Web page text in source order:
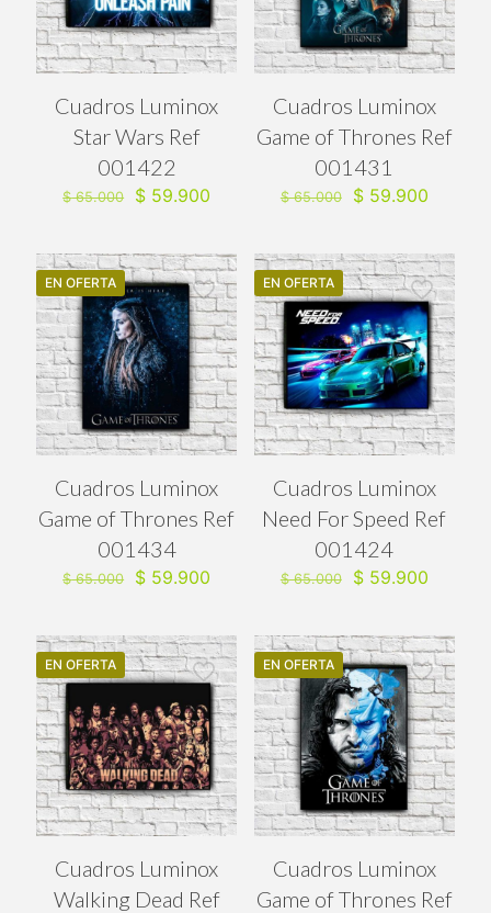
Cuadros Luminox
Star Wars Ref
001422
$65.000
El
era:
$ 65.000.
$ 59.900
es:
$ 59.900.
Cuadros Luminox
Game of Thrones Ref
001431
$65.000
El
era:
$ 65.000.
$59.900El
es:
$
EN OFERTA
Cuadros Luminox
Game of Thrones Ref
001434
$65.000
El
era:
$ 65.000.
$ 59.900
es:
$ 59.900.
EN OFERTA
Cuadros Luminox
Need For Speed Ref
001424
$65.000
El
era:
$ 65.000.
$59.900El
es:
$
EN OFERTA
Cuadros Luminox
Walking Dead Ref
EN OFERTA
Cuadros Luminox
Game of Thrones Ref